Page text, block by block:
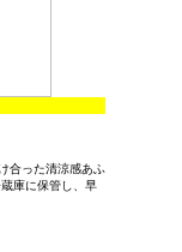
合った清涼感あふ
庫に保管し、早